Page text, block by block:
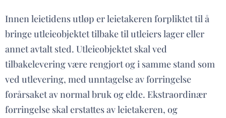
Innen leietidens utløp er leietakeren forpliktet til å
bringe utleieobjektet tilbake til utleiers lager eller
annet avtalt sted. Utleieobjektet skal ved
tilbakelevering være rengjort og i samme stand som
ved utlevering, med unntagelse av forringelse
forårsaket av normal bruk og elde. Ekstraordinær
forringelse skal erstattes av leietakeren, og